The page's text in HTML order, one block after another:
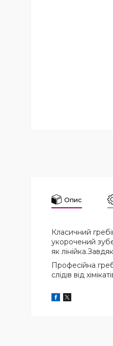
Опис
Класичний
укорочений
як
Професійна
слідів від